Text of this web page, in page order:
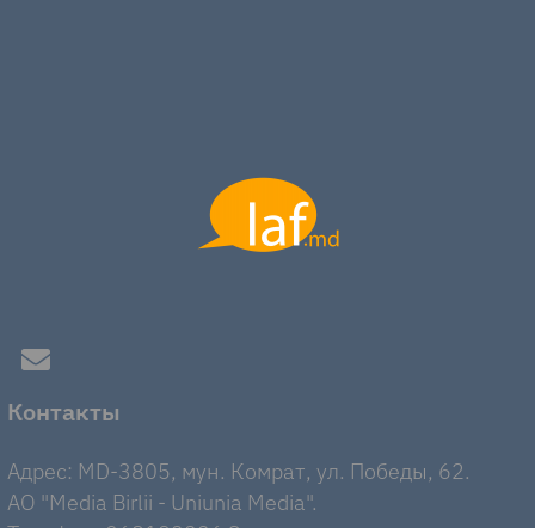
Контакты
Адрес: MD-3805, мун. Комрат, ул. Победы, 62.
AO "Media Birlii - Uniunia Media".